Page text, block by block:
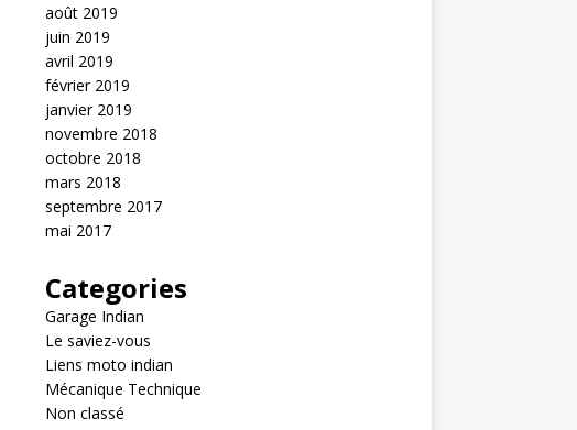
août 2019
juin 2019
avril 2019
février 2019
janvier 2019
novembre 2018
octobre 2018
mars 2018
septembre 2017
mai 2017
Categories
Garage Indian
Le saviez-vous
Liens moto indian
Mécanique Technique
Non classé